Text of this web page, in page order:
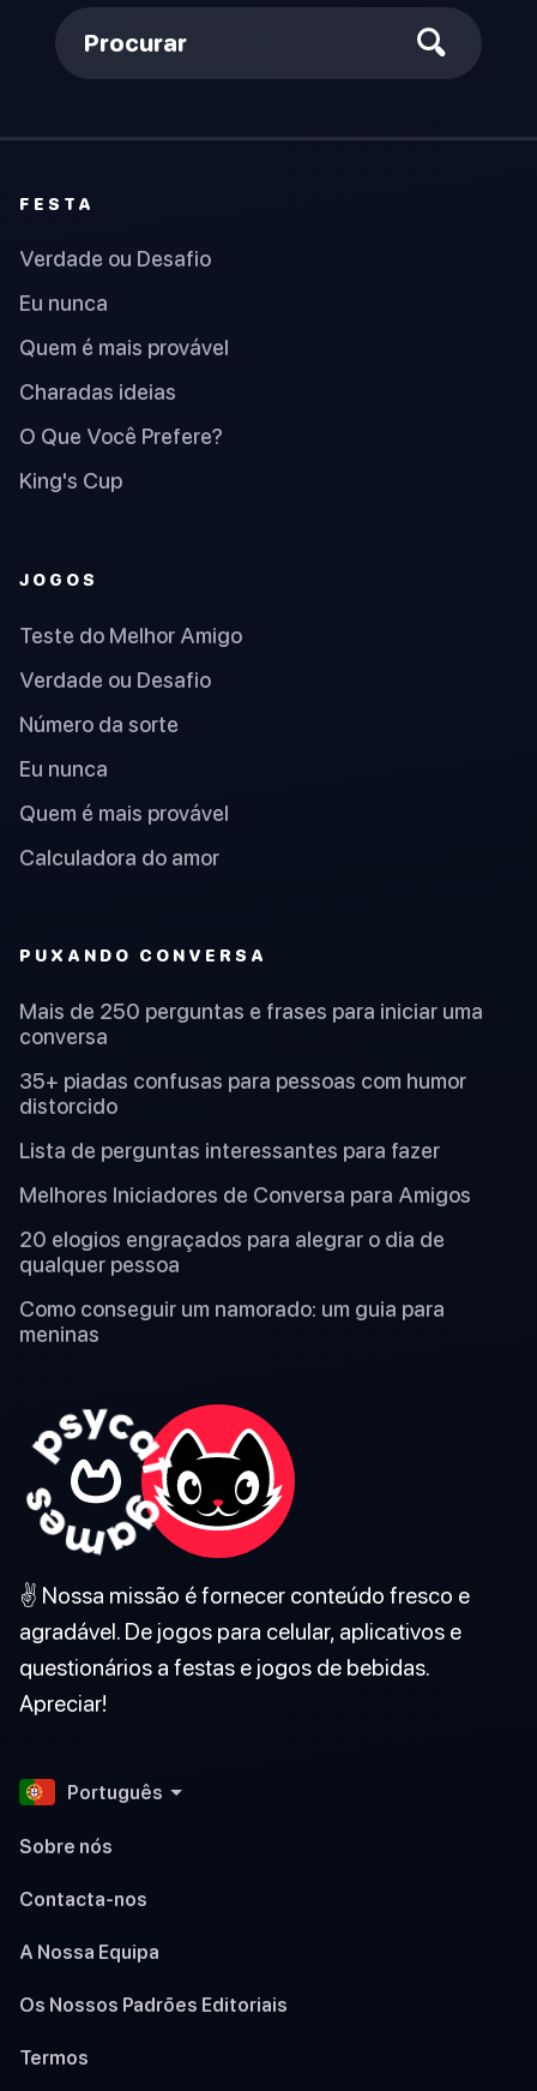
Procurar
FESTA
Verdade ou Desafio
Eu nunca
Quem é mais provável
Charadas ideias
O Que Você Prefere?
King's Cup
JOGOS
Teste do Melhor Amigo
Verdade ou Desafio
Número da sorte
Eu nunca
Quem é mais provável
Calculadora do amor
PUXANDO CONVERSA
Mais de 250 perguntas e frases para iniciar uma
conversa
35+ piadas confusas para pessoas com humor
distorcido
Lista de perguntas interessantes para fazer
Melhores Iniciadores de Conversa para Amigos
20 elogios engraçados para alegrar o dia de
qualquer pessoa
Como conseguir um namorado: um guia para
meninas
✌️ Nossa missão é fornecer conteúdo fresco e
agradável. De jogos para celular, aplicativos e
questionários a festas e jogos de bebidas.
Apreciar!
Português
Sobre nós
Contacta-nos
A Nossa Equipa
Os Nossos Padrões Editoriais
Termos